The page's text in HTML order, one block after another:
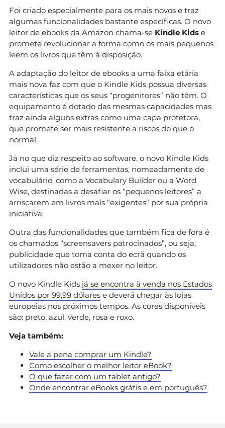
Foi criado especialmente para os mais novos e traz
algumas funcionalidades bastante específicas. O novo
leitor de ebooks da Amazon chama-se Kindle Kids e
promete revolucionar a forma como os mais pequenos
leem os livros que têm à disposição.
A adaptação do leitor de ebooks a uma faixa etária
mais nova faz com que o Kindle Kids possua diversas
características que os seus “progenitores” não têm. O
equipamento é dotado das mesmas capacidades mas
traz ainda alguns extras como uma capa protetora,
que promete ser mais resistente a riscos do que o
normal.
Já no que diz respeito ao software, o novo Kindle Kids
inclui uma série de ferramentas, nomeadamente de
vocabulário, como a Vocabulary Builder ou a Word
Wise, destinadas a desafiar os “pequenos leitores” a
arriscarem em livros mais “exigentes” por sua própria
iniciativa.
Outra das funcionalidades que também fica de fora é
os chamados “screensavers patrocinados”, ou seja,
publicidade que toma conta do ecrã quando os
utilizadores não estão a mexer no leitor.
O novo Kindle Kids já se encontra à venda nos Estados
Unidos por 99,99 dólares e deverá chegar às lojas
europeias nos próximos tempos. As cores disponíveis
são: preto, azul, verde, rosa e roxo.
Veja também:
Vale a pena comprar um Kindle?
Como escolher o melhor leitor eBook?
O que fazer com um tablet antigo?
Onde encontrar eBooks grátis e em português?